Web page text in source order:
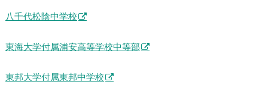
八千代松陰中学校
東海大学付属浦安高等学校中等部
東邦大学付属東邦中学校